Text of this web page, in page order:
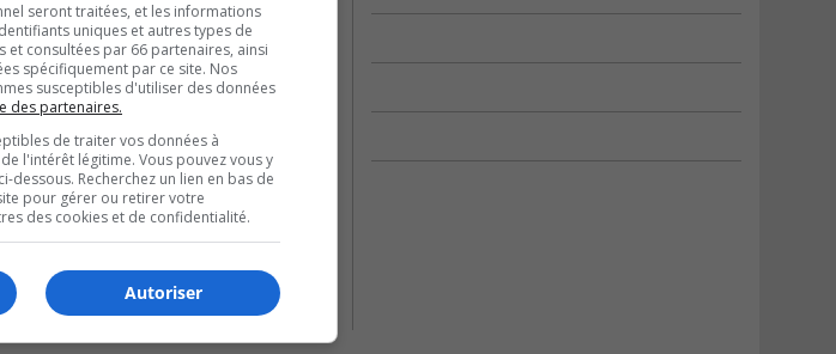
seront traitées, et les informations
uniques et autres types de
consultées par 66 partenaires, ainsi
spécifiquement par ce site. Nos
susceptibles d'utiliser des données
des partenaires.
de traiter vos données à
l'intérêt légitime. Vous pouvez vous y
Recherchez un lien en bas de
pour gérer ou retirer votre
des cookies et de confidentialité.
Autoriser